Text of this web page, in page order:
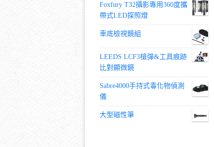
Foxfury T32攝影專用360度攜
帶式LED探照燈
車底檢視鏡組
LEEDS LCF3槍彈&工具痕跡
比對顯微鏡
Sabre4000手持式毒化物偵測
儀
大型磁性筆